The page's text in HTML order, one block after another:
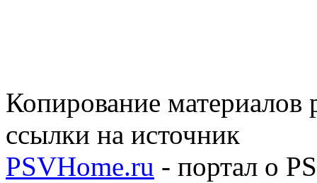
Копирование материалов
ссылки на источник
PSVHome.ru - портал о